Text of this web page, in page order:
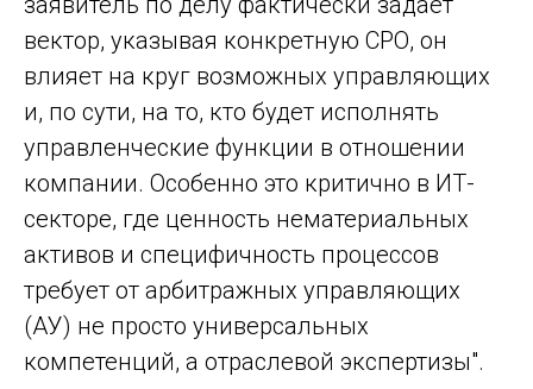
вектор, указывая конкретную СРО, он
влияет на круг возможных управляющих
и, по сути, на то, кто будет исполнять
управленческие функции в отношении
компании. Особенно это критично в ИТ-
секторе, где ценность нематериальных
активов и специфичность процессов
требует от арбитражных управляющих
(АУ) не просто универсальных
компетенций, а отраслевой экспертизы".